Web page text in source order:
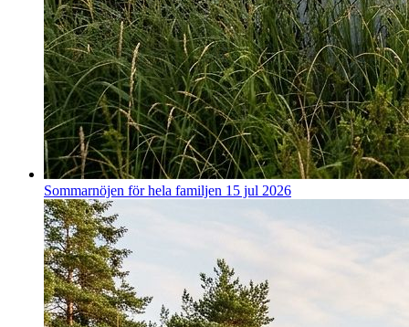
Sommarnöjen för hela familjen 15 jul 2026